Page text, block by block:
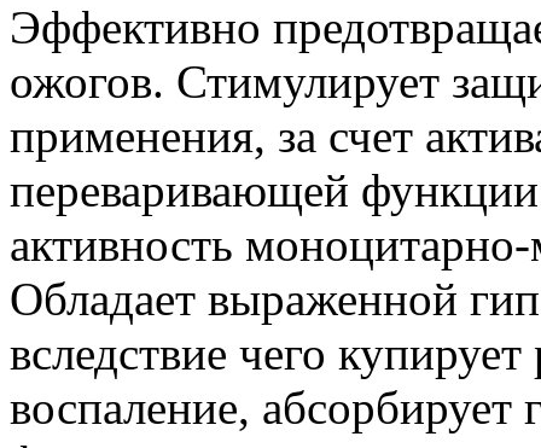
Эффективно
ожогов. Стимулирует
применения, за счет
переваривающей
активность
Обладает выраженной
вследствие чего
воспаление, абсорбирует